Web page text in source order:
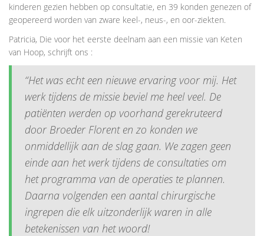
kinderen gezien hebben op consultatie, en 39 konden genezen of
geopereerd worden van zware keel-, neus-, en oor-ziekten.
Patricia, Die voor het eerste deelnam aan een missie van Keten
van Hoop, schrijft ons :
“Het was echt een nieuwe ervaring voor mij. Het
werk tijdens de missie beviel me heel veel. De
patiënten werden op voorhand gerekruteerd
door Broeder Florent en zo konden we
onmiddellijk aan de slag gaan. We zagen geen
einde aan het werk tijdens de consultaties om
het programma van de operaties te plannen.
Daarna volgenden een aantal chirurgische
ingrepen die elk uitzonderlijk waren in alle
betekenissen van het woord!